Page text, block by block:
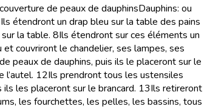
de peaux de dauphinsDauphins: ou
Ils étendront un drap bleu sur la table des pains
la table. 8Ils étendront sur ces éléments un
couvriront le chandelier, ses lampes, ses
peaux de dauphins, puis ils le placeront sur le
l’autel. 12Ils prendront tous les ustensiles
les placeront sur le brancard. 13Ils retireront
les fourchettes, les pelles, les bassins, tous